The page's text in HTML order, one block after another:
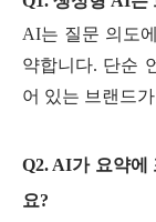
AI는 질문 의도
약합니다. 단순
어 있는 브랜드
Q2. AI가 요약에
요?